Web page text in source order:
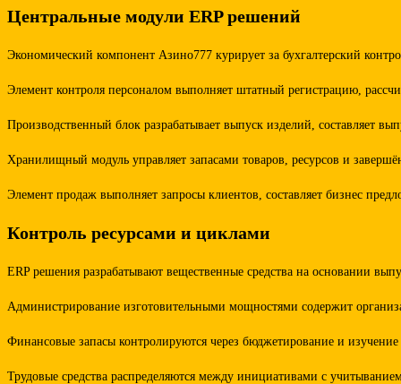
Центральные модули ERP решений
Экономический компонент Азино777 курирует за бухгалтерский
Элемент контроля персоналом выполняет штатный регистрацию,
Производственный блок разрабатывает выпуск изделий, составляет
Хранилищный модуль управляет запасами товаров, ресурсов и
Элемент продаж выполняет запросы клиентов, составляет бизнес
Контроль ресурсами и циклами
ERP решения разрабатывают вещественные средства на основании
Администрирование изготовительными мощностями содержит
Финансовые запасы контролируются через бюджетирование и
Трудовые средства распределяются между инициативами с